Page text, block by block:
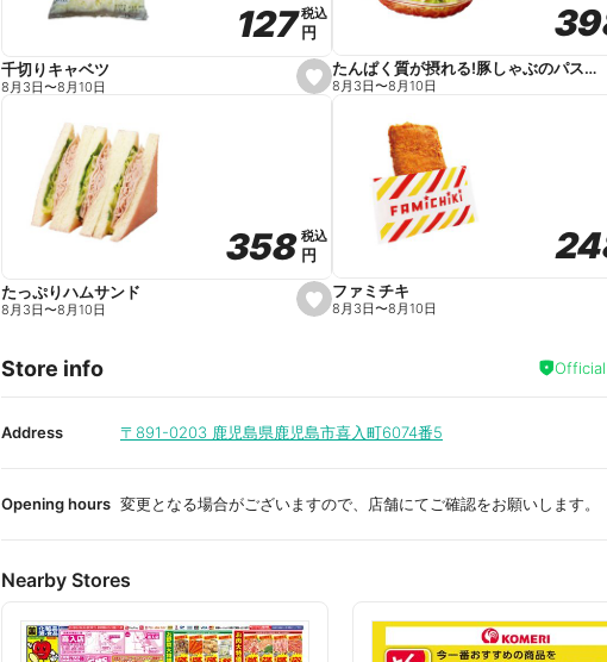
e
s
e
e
127
127税込
税込
円
円
千切りキャベツ
8月3日〜8月10日
たんぱく質が摂れる!豚しゃぶのパスタサラダ
8月3日〜8月10日
s
e
i
t
358
358税込
税込
円
円
たっぷりハムサンド
8月3日〜8月10日
ファミチキ
8月3日〜8月10日
Store info
Address 〒891-0203 鹿児島県鹿児島市喜入町6074番5
Opening hours 変更となる場合がございますので、店舗にてご確認をお願いします。
Nearby Stores